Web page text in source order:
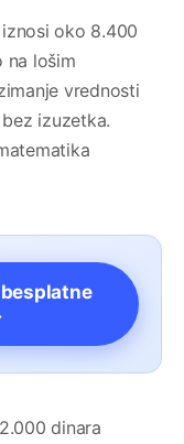
oko 8.400
na lošim
vrednosti
izuzetka.
dinara